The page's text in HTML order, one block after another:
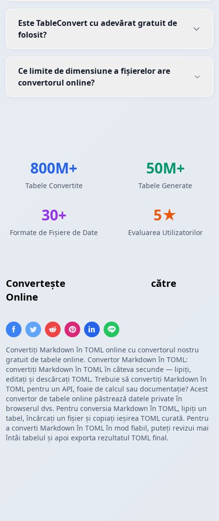
Convertește către
Online
Convertiți Markdown în TOML online cu convertorul nostru
gratuit de tabele online. Convertor Markdown în TOML:
convertiți Markdown în TOML în câteva secunde — lipiți,
editați și descărcați TOML. Trebuie să convertiți Markdown în
TOML pentru un API, foaie de calcul sau documentație? Acest
convertor de tabele online păstrează datele private în
browserul dvs. Pentru conversia Markdown în TOML, lipiți un
tabel, încărcați un fișier și copiați ieșirea TOML curată. Pentru
a converti Markdown în TOML în mod fiabil, puteți revizui mai
întâi tabelul și apoi exporta rezultatul TOML final.
Este TableConvert cu adevărat gratuit de
folosit?
Ce limite de dimensiune a fișierelor are
convertorul online?
800M+
Tabele Convertite
50M+
Tabele Generate
30+
Formate de Fișiere de Date
5★
Evaluarea Utilizatorilor